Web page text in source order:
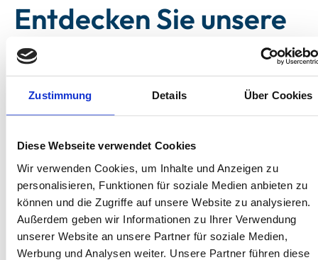
Zustimmung Details Über Cookies
Diese Webseite verwendet Cookies
Wir verwenden Cookies, um Inhalte und Anzeigen zu
personalisieren, Funktionen für soziale Medien anbieten zu
können und die Zugriffe auf unsere Website zu analysieren.
Außerdem geben wir Informationen zu Ihrer Verwendung
unserer Website an unsere Partner für soziale Medien,
Werbung und Analysen weiter. Unsere Partner führen diese
Entdecken Sie unsere
Unterkünfte auf
Langeoog.
Next